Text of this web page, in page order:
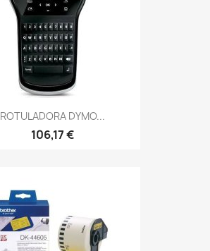
ROTULADORA DYMO...
106,17 €